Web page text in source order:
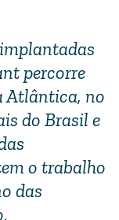
percorre
Atlântica, no
do Brasil e
o trabalho
das